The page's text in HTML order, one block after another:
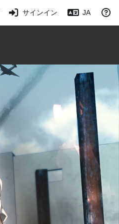
サインイン JA